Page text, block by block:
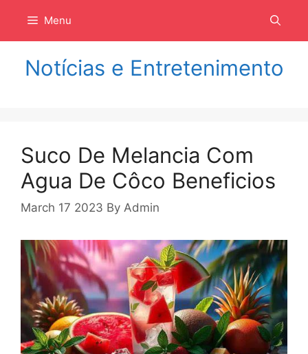
isi
Menu
Notícias e Entretenimento
Suco De Melancia Com
Agua De Côco Beneficios
March 17 2023 By Admin